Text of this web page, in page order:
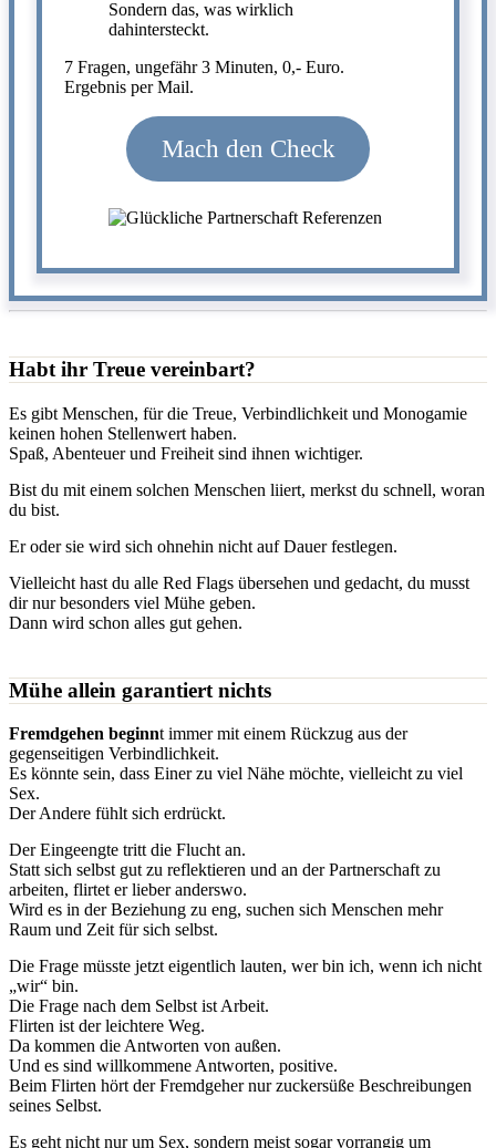
Sondern das, was wirklich
dahintersteckt.
7 Fragen, ungefähr 3 Minuten, 0,- Euro.
Ergebnis per Mail.
Mach den Check
Habt ihr Treue vereinbart?
Es gibt Menschen, für die Treue, Verbindlichkeit und Monogamie
keinen hohen Stellenwert haben.
Spaß, Abenteuer und Freiheit sind ihnen wichtiger.
Bist du mit einem solchen Menschen liiert, merkst du schnell, woran
du bist.
Er oder sie wird sich ohnehin nicht auf Dauer festlegen.
Vielleicht hast du alle Red Flags übersehen und gedacht, du musst
dir nur besonders viel Mühe geben.
Dann wird schon alles gut gehen.
Mühe allein garantiert nichts
Fremdgehen beginnt immer mit einem Rückzug aus der
gegenseitigen Verbindlichkeit.
Es könnte sein, dass Einer zu viel Nähe möchte, vielleicht zu viel
Sex.
Der Andere fühlt sich erdrückt.
Der Eingeengte tritt die Flucht an.
Statt sich selbst gut zu reflektieren und an der Partnerschaft zu
arbeiten, flirtet er lieber anderswo.
Wird es in der Beziehung zu eng, suchen sich Menschen mehr
Raum und Zeit für sich selbst.
Die Frage müsste jetzt eigentlich lauten, wer bin ich, wenn ich nicht
„wir“ bin.
Die Frage nach dem Selbst ist Arbeit.
Flirten ist der leichtere Weg.
Da kommen die Antworten von außen.
Und es sind willkommene Antworten, positive.
Beim Flirten hört der Fremdgeher nur zuckersüße Beschreibungen
seines Selbst.
Es geht nicht nur um Sex, sondern meist sogar vorrangig um